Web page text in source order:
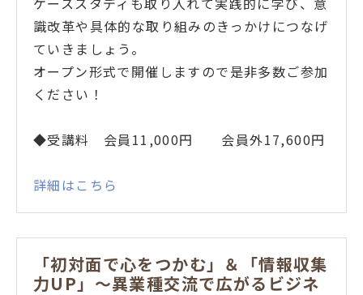
識改革や具体的な取り組みのきっかけにつなげ
ていきましょう。
オープン形式で開催しますので是非多数ご参加
ください！
◆受講料 会員11,000円 会員外17,600円
詳細はこちら
「初対面で心をつかむ」＆「情報収集
力UP」～異業種交流で広がるビジネ